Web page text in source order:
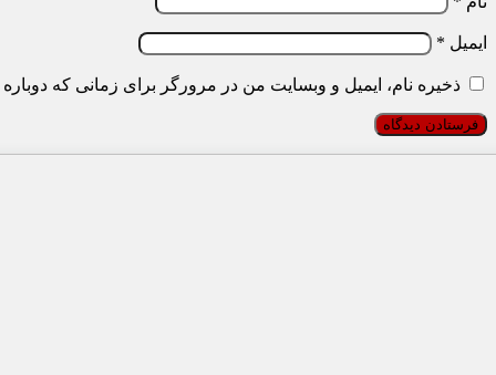
ایمیل *
ذخیره نام، ایمیل و وبسایت من در مرورگر برای زمانی که